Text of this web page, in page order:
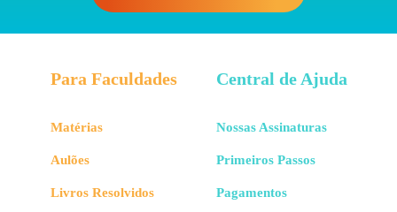
Para Faculdades
Matérias
Aulões
Livros Resolvidos
Central de Ajuda
Nossas Assinaturas
Primeiros Passos
Pagamentos